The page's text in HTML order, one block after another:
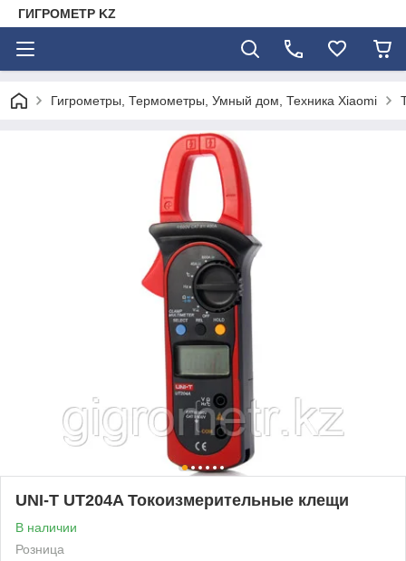
ГИГРОМЕТР KZ
Гигрометры, Термометры, Умный дом, Техника Xiaomi
UNI-T UT204A Токоизмерительные клещи
В наличии
Розница